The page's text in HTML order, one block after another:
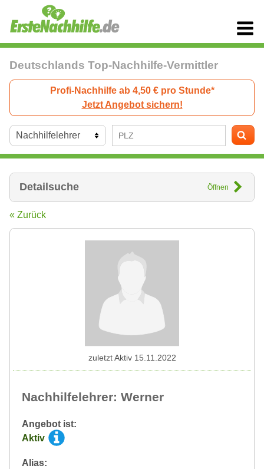
Deutschlands Top-Nachhilfe-Vermittler
Profi-Nachhilfe ab 4,50 € pro Stunde*
Jetzt Angebot sichern!
Detailsuche Öffnen
« Zurück
Nachhilfelehrer: Werner
Angebot ist:
Aktiv
Alias:
zuletzt Aktiv 15.11.2022